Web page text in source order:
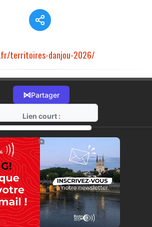
territoires-danjou-2026/
⋈Partager
Lien court :
https://radio-g.fr?22471
⧉